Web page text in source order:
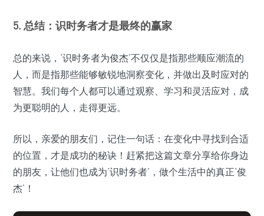
5. 总结：识时务者才是最终的赢家
总的来说，‘识时务者为俊杰’不仅仅是指那些顺应潮流的
人，而是指那些能够敏锐地洞察变化，并做出及时应对的
智慧。我们每个人都可以通过观察、学习和灵活应对，成
为更聪明的人，走得更远。
所以，亲爱的朋友们，记住一句话：在变化中寻找到合适
的位置，才是成功的秘诀！赶紧把这篇文章分享给你身边
的朋友，让他们也成为‘识时务者’，做个生活中的真正‘俊
杰’！